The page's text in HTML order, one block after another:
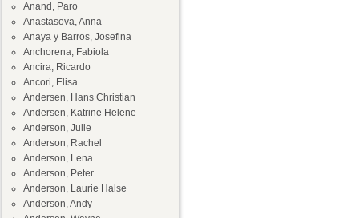
Anand, Paro
Anastasova, Anna
Anaya y Barros, Josefina
Anchorena, Fabiola
Ancira, Ricardo
Ancori, Elisa
Andersen, Hans Christian
Andersen, Katrine Helene
Anderson, Julie
Anderson, Rachel
Anderson, Lena
Anderson, Peter
Anderson, Laurie Halse
Anderson, Andy